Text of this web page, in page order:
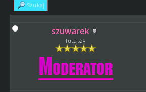
Szukaj
szuwarek
Tutejszy